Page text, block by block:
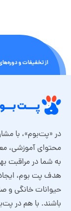
از تخفیفات و
در «پت‌بوم»، با
محتوای آموزشی،
به شما در مراقبت
هدف پت بوم،
حیوانات خانگی و
باشند. با هم در